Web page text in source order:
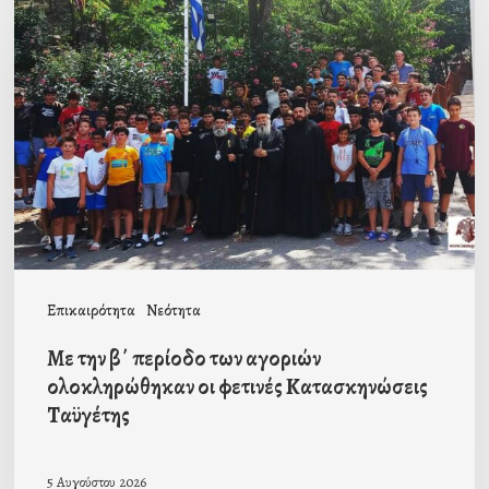
Επικαιρότητα Νεότητα
την
β΄
περίοδο
των
αγοριών
ολοκληρώθηκαν
οι
φετινές
Με την β΄ περίοδο των αγοριών
ολοκληρώθηκαν οι φετινές Κατασκηνώσεις
Ταϋγέτης
5 Αυγούστου 2026